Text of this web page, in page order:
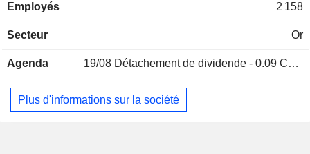
aux Philippines. La mine d'or Haile est située à Kershaw, en
Luzon, aux Philippines, et produit à la fois de l’or et du
commune de Waihi, sur l’île du Nord de la Nouvelle-
ciel ouvert et souterraine détenue à 100 % par la société,
située sur l’île du Sud de la Nouvelle-Zélande. L’or, le cuivre
Employés 2 158
Secteur Or
Agenda 19/08 Détachement de dividende - 0.09 CAD
Plus d'informations sur la société